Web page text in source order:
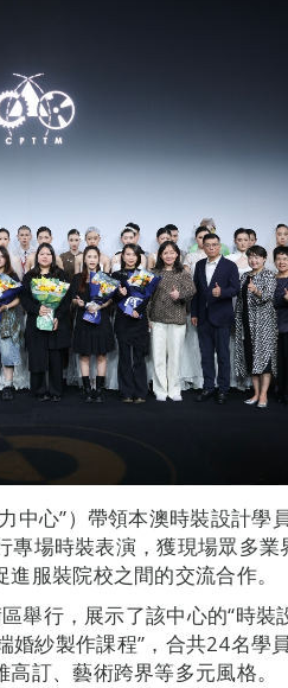
中心”）帶領本澳時裝設計學
專場時裝表演，獲現場眾多業
服裝院校之間的交流合作。
舉行，展示了該中心的“時裝
婚紗製作課程”，合共24名學
訂、藝術跨界等多元風格。